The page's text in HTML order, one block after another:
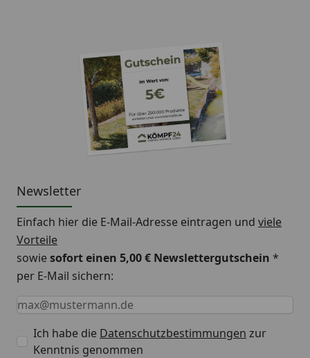
Newsletter
Einfach hier die E-Mail-Adresse eintragen und viele
Vorteile
sowiesofort einen 5,00 € Newslettergutschein *
per E-Mail sichern:
Keine Eingabe erforderlich
Eingabe erforderlich
E-Mail *
Ich habe die Datenschutzbestimmungen zur
Kenntnis genommen